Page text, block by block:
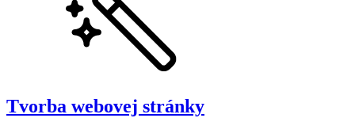
Tvorba webovej stránky